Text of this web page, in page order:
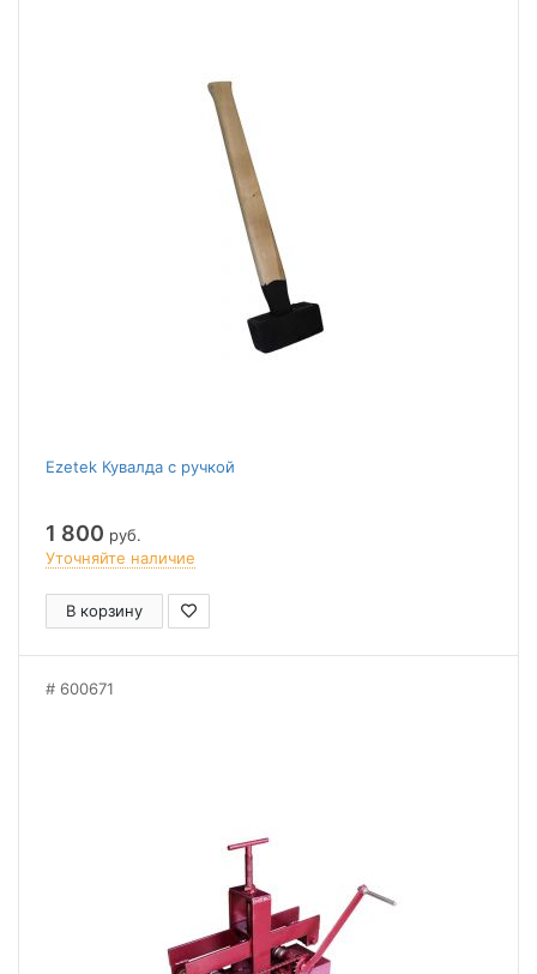
Ezetek Кувалда с ручкой
1 800 руб.
Уточняйте наличие
В корзину
600671